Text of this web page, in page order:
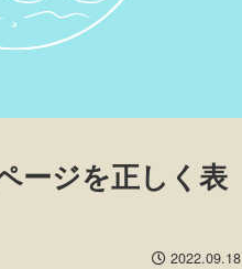
ージを正しく表
2022.09.18